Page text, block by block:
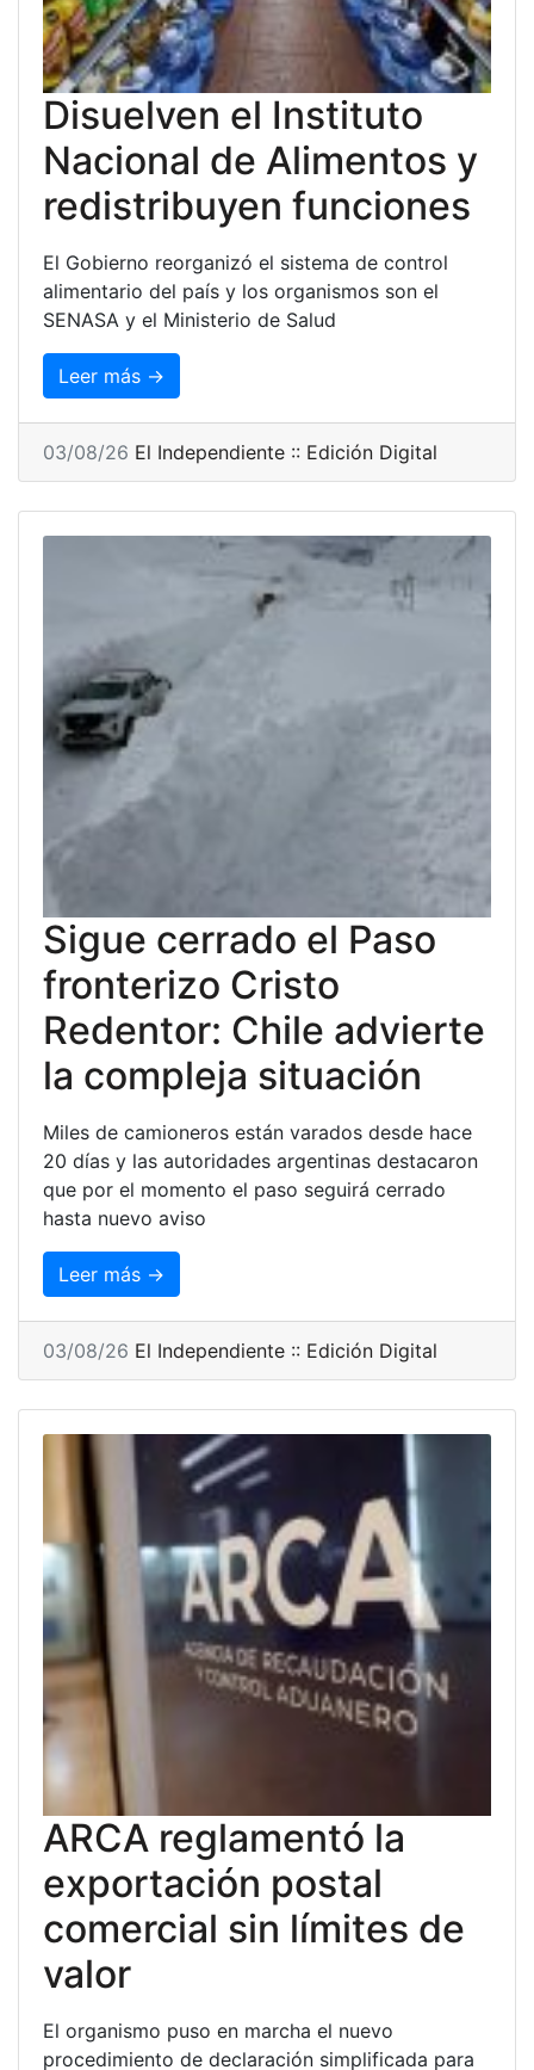
Disuelven el Instituto
Nacional de Alimentos y
redistribuyen funciones
El Gobierno reorganizó el sistema de control
alimentario del país y los organismos son el
SENASA y el Ministerio de Salud
Leer más →
03/08/26 El Independiente :: Edición Digital
Sigue cerrado el Paso
fronterizo Cristo
Redentor: Chile advierte
la compleja situación
Miles de camioneros están varados desde hace
20 días y las autoridades argentinas destacaron
que por el momento el paso seguirá cerrado
hasta nuevo aviso
Leer más →
03/08/26 El Independiente :: Edición Digital
ARCA reglamentó la
exportación postal
comercial sin límites de
valor
El organismo puso en marcha el nuevo
procedimiento de declaración simplificada para